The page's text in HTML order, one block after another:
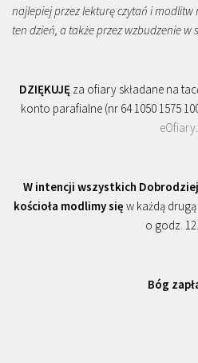
najlepiej przez lekturę czytań i
ten dzień, a także przez wzbudzenie
DZIĘKUJĘ za ofiary składane na
konto parafialne (nr 64 1050 1575
eOfiary
W intencji wszystkich
kościoła modlimy się w każdą drugą
o godz.
Bóg